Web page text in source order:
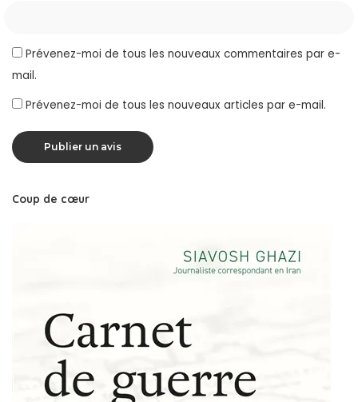
Prévenez-moi de tous les nouveaux commentaires par e-
mail.
Prévenez-moi de tous les nouveaux articles par e-mail.
Coup de cœur